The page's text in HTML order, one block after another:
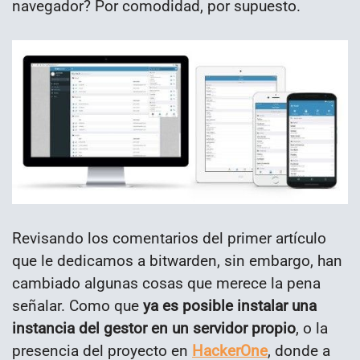
navegador? Por comodidad, por supuesto.
Revisando los comentarios del primer artículo
que le dedicamos a bitwarden, sin embargo, han
cambiado algunas cosas que merece la pena
señalar. Como que ya es posible instalar una
instancia del gestor en un servidor propio, o la
presencia del proyecto en HackerOne, donde a